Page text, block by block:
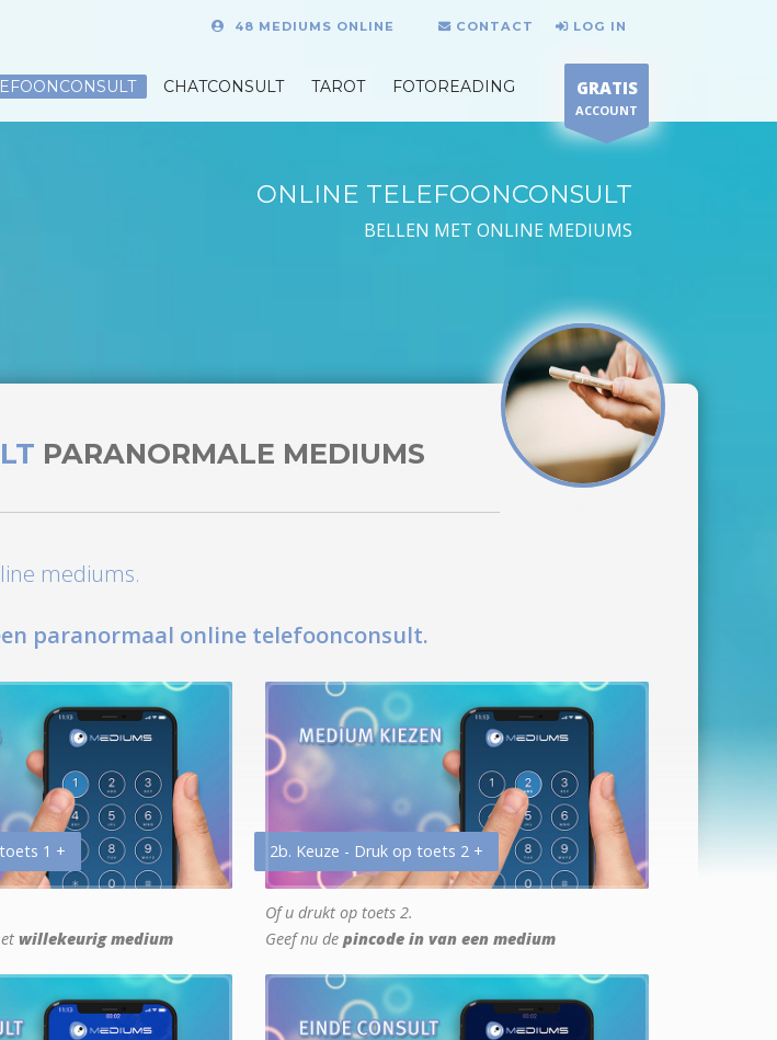
48 MEDIUMS ONLINE CONTACT LOG IN
CHATCONSULT TAROT FOTOREADING GRATIS
ACCOUNT
ONLINE TELEFOONCONSULT
BELLEN MET ONLINE MEDIUMS
PARANORMALE MEDIUMS
mediums.
paranormaal online telefoonconsult.
1 +
willekeurig medium
2b. Keuze - Druk op toets 2 +
Of u drukt op toets 2.
Geef nu de pincode in van een medium